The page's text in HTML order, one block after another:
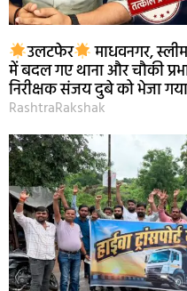
उलटफेर माधवनगर,
में बदल गए थाना और चौकी
निरीक्षक संजय दुबे को भेजा
RashtraRakshak